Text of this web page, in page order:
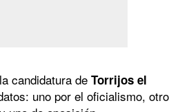
candidatura de Torrijos el
uno por el oficialismo, otro